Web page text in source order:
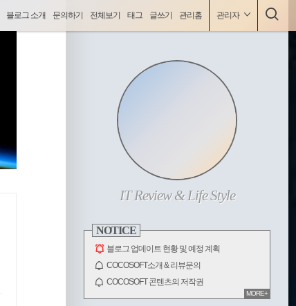
블로그 소개 문의하기 전체보기 태그 글쓰기 관리홈 관리자
IT Review & Life Style
NOTICE
블로그 업데이트 현황 및 예정 계획
COCOSOFT소개 & 리뷰문의
COCOSOFT 콘텐츠의 저작권
전체 보기
MORE+